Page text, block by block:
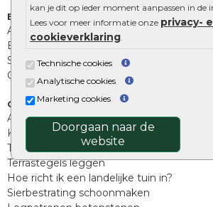
kan je dit op ieder moment aanpassen in de
Lees voor meer informatie onze privacy-
cookieverklaring.
Technische cookies
Analytische cookies
Marketing cookies
Doorgaan naar de
website
Extra benodigdheden
Afwatering en diversen
Beplantings en betonelementen
Split, grind en zand
Oprit tegels
Overig
Aanbiedingen
Kunstgras
Tuintegels outlet
Terrastegels leggen
Hoe richt ik een landelijke tuin in?
Sierbestrating schoonmaken